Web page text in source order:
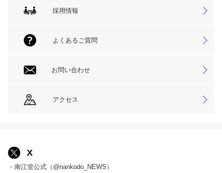
採用情報
よくあるご質問
お問い合わせ
アクセス
X
・南江堂公式（@nankodo_NEWS）